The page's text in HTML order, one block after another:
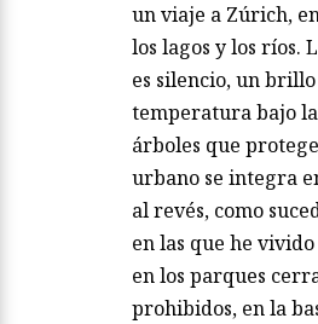
un viaje a Zúrich,
los lagos y los ríos.
es silencio, un
temperatura bajo
árboles que
urbano se integra
al revés, como
en las que he
en los parques
prohibidos, en la